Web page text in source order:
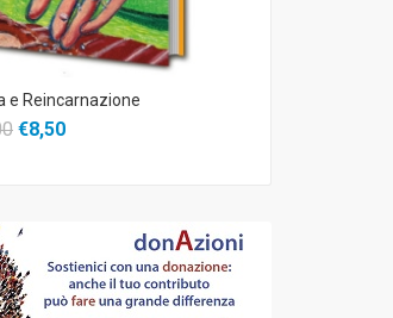
e Reincarnazione
€8,50